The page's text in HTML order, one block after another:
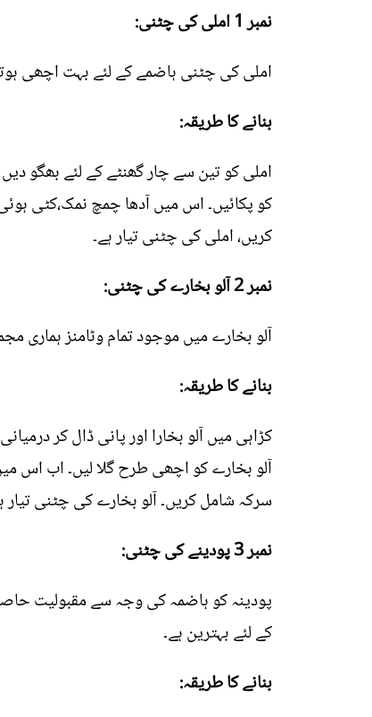
نمبر 1 املی کی چٹنی:
املی کی چٹنی ہاضمے کے لئے بہت اچھی
بنانے کا طریقہ:
املی کو تین سے چار گھنٹے کے لئے بھگو
کریں، املی کی چٹنی تیار ہے۔
نمبر 2 آلو بخارے کی چٹنی:
آلو بخارے میں موجود تمام وٹامنز
بنانے کا طریقہ:
آلو بخارے کو اچھی طرح گلا لیں۔ اب اس
سرکہ شامل کریں۔ آلو بخارے کی چٹنی تیار
نمبر 3 پودینے کی چٹنی:
پودینہ کو ہاضمہ کی وجہ سے مقبولیت حاصل
کے لئے بہترین ہے۔
بنانے کا طریقہ: